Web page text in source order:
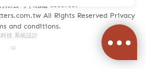
限公司 | 統編 83689089
All Rights Reserved Privacy
and conditions.
技 系統設計
12